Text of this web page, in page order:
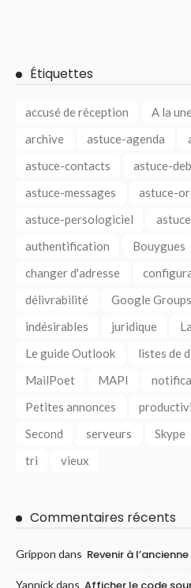
Étiquettes
accusé de réception A la
archive
astuce-agenda
astuce-contacts
astuce-
astuce-messages
astuce-
astuce-persologiciel
authentification
Bouygues
changer d'adresse
délivrabilité
Google Groups
indésirables
juridique
Le guide Outlook
listes de
MailPoet
MAPI
Petites annonces
Second
serveurs Skype
tri
vieux
Commentaires récents
Grippon dans Revenir à
Yannickdans